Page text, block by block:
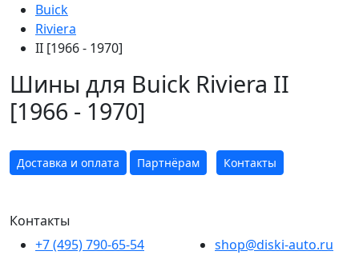
Buick
Riviera
II [1966 - 1970]
Шины для Buick Riviera II
[1966 - 1970]
Доставка и оплата Партнёрам Контакты
Контакты
+7 (495) 790-65-54
shop@diski-auto.ru